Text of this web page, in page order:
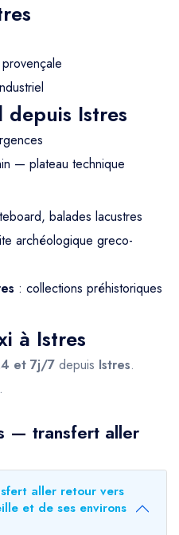
depuis Istres
— plateau technique
balades lacustres
archéologique greco-
: collections préhistoriques
à Istres
et 7j/7 depuis Istres.
.
— transfert aller
aller retour vers
et de ses environs